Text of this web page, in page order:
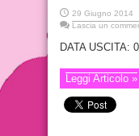
29 Giugno 2014
Lascia un
DATA USCITA:
Leggi Articolo »